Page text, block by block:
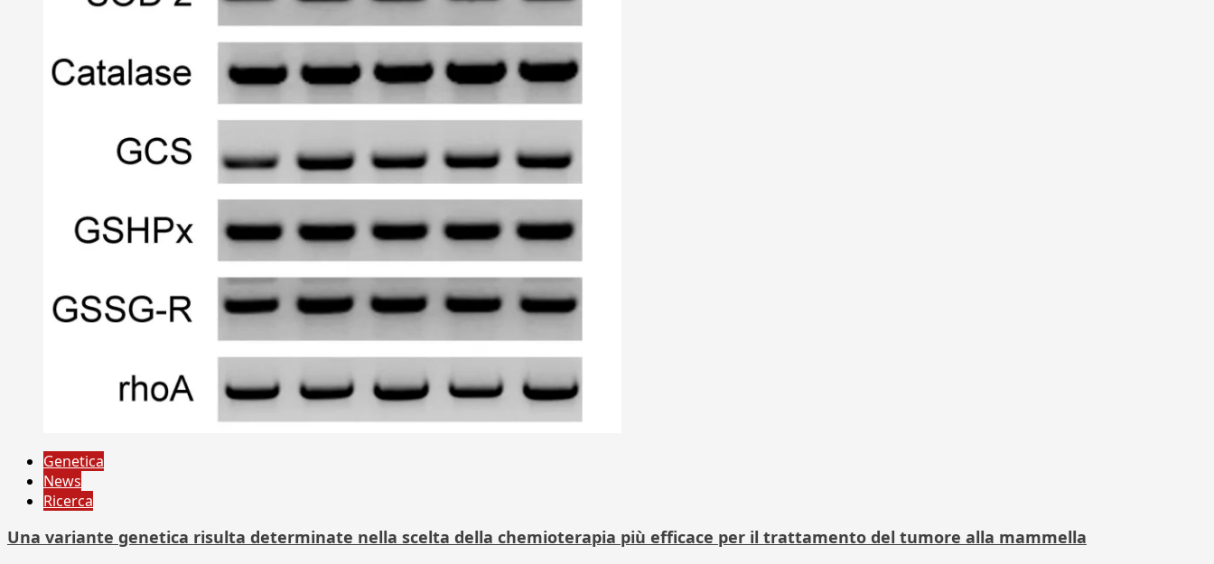
Genetica
News
Ricerca
Una variante genetica risulta determinate nella scelta della chemioterapia più efficace per il trattamento del tumore alla mammella